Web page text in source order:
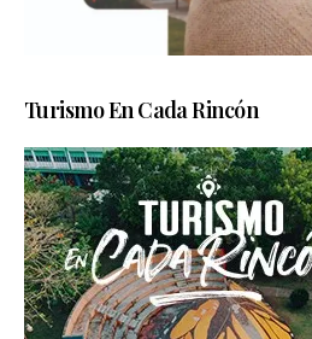
Turismo En Cada Rincón